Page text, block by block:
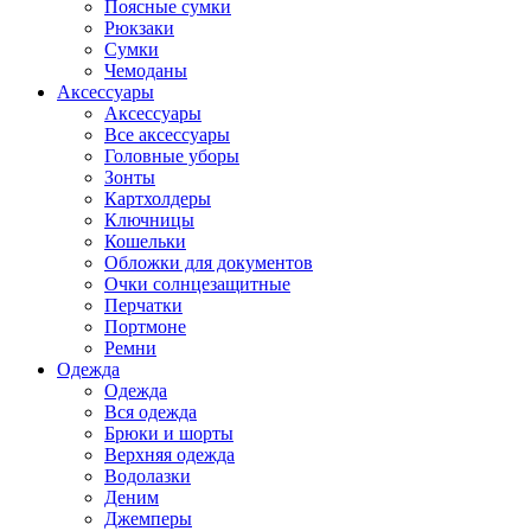
Поясные сумки
Рюкзаки
Сумки
Чемоданы
Аксессуары
Аксессуары
Все аксессуары
Головные уборы
Зонты
Картхолдеры
Ключницы
Кошельки
Обложки для документов
Очки солнцезащитные
Перчатки
Портмоне
Ремни
Одежда
Одежда
Вся одежда
Брюки и шорты
Верхняя одежда
Водолазки
Деним
Джемперы